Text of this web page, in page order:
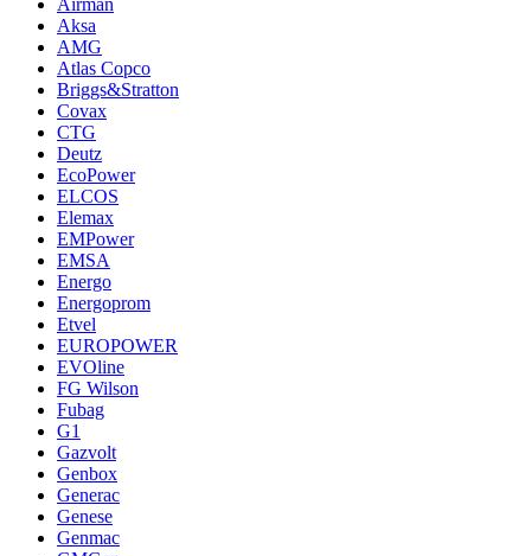
Airman
Aksa
AMG
Atlas Copco
Briggs&Stratton
Covax
CTG
Deutz
EcoPower
ELCOS
Elemax
EMPower
EMSA
Energo
Energoprom
Etvel
EUROPOWER
EVOline
FG Wilson
Fubag
G1
Gazvolt
Genbox
Generac
Genese
Genmac